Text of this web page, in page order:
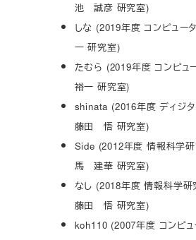
池 誠彦 研究室)
しな (2019年度 コンピュ
一 研究室)
たむら (2019年度 コンピュ
裕一 研究室)
shinata (2016年度 ディジ
藤田 悟 研究室)
Side (2012年度 情報科学
馬 建華 研究室)
なし (2018年度 情報科学
藤田 悟 研究室)
koh110 (2007年度 コンピ